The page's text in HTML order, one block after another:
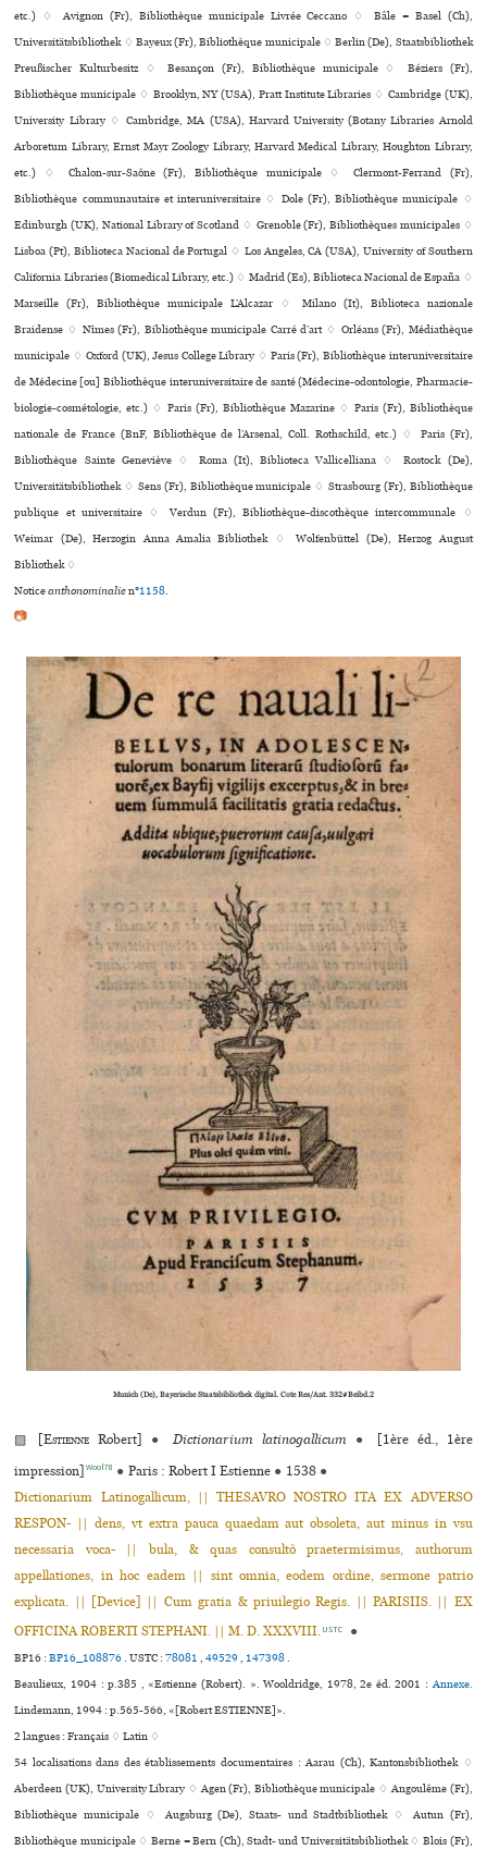
etc.) ♢ Avignon (Fr), Bibliothèque muni­ci­pale Livrée Ceccano ♢ Bâle = Basel (Ch),
Universitätsbibliothek ♢ Bayeux (Fr), Bibliothèque muni­ci­pale ♢ Berlin (De), Staatsbibliothek
Preußischer Kulturbesitz ♢ Besançon (Fr), Bibliothèque muni­ci­pale ♢ Béziers (Fr),
Bibliothèque muni­ci­pale ♢ Brooklyn, NY (USA), Pratt Institute Libraries ♢ Cambridge (UK),
University Library ♢ Cambridge, MA (USA), Harvard University (Botany Libraries Arnold
Arboretum Library, Ernst Mayr Zoology Library, Harvard Medical Library, Houghton Library,
etc.) ♢ Chalon-sur-Saône (Fr), Bibliothèque muni­ci­pale ♢ Clermont-Ferrand (Fr),
Bibliothèque com­mu­nau­taire et inte­ru­ni­ver­si­taire ♢ Dole (Fr), Bibliothèque muni­ci­pale ♢
Edinburgh (UK), National Library of Scotland ♢ Grenoble (Fr), Bibliothèques muni­ci­pa­les ♢
Lisboa (Pt), Biblioteca Nacional de Portugal ♢ Los Angeles, CA (USA), University of Southern
California Libraries (Biomedical Library, etc.) ♢ Madrid (Es), Biblioteca Nacional de España ♢
Marseille (Fr), Bibliothèque muni­ci­pale L’Alcazar ♢ Milano (It), Biblioteca nazio­nale
Braidense ♢ Nîmes (Fr), Bibliothèque muni­ci­pale Carré d’art ♢ Orléans (Fr), Médiathèque
muni­ci­pale ♢ Oxford (UK), Jesus College Library ♢ Paris (Fr), Bibliothèque inte­ru­ni­ver­si­taire
de Médecine [ou] Bibliothèque inte­ru­ni­ver­si­taire de santé (Médecine-odon­to­lo­gie, Pharmacie-
bio­lo­gie-cos­mé­to­lo­gie, etc.) ♢ Paris (Fr), Bibliothèque Mazarine ♢ Paris (Fr), Bibliothèque
nationale de France (BnF, Bibliothèque de l’Arsenal, Coll. Rothschild, etc.) ♢ Paris (Fr),
Bibliothèque Sainte Geneviève ♢ Roma (It), Biblioteca Vallicelliana ♢ Rostock (De),
Universitätsbibliothek ♢ Sens (Fr), Bibliothèque muni­ci­pale ♢ Strasbourg (Fr), Bibliothèque
publi­que et uni­ver­si­taire ♢ Verdun (Fr), Bibliothèque-dis­co­thè­que inter­com­mu­nale ♢
Weimar (De), Herzogin Anna Amalia Bibliothek ♢ Wolfenbüttel (De), Herzog August
Bibliothek ♢
Noticeanthonominalien°1158.
📷
Munich (De), Bayerische Staatsbibliothek digital. Cote Res/Ant. 332#Beibd.2
▨ [Estienne Robert] ● Dictionarium latinogallicum ●
[1ère éd., 1ère
impression]
Wool78 ● Paris : Robert I Estienne ● 1538 ●
Dictionarium Latinogallicum, || THESAVRO NOSTRO ITA EX ADVERSO
RESPON- || dens, vt extra pauca quaedam aut obsoleta, aut minus in vsu
necessaria voca- || bula, & quas consultò praetermisimus, authorum
appellationes, in hoc eadem || sint omnia, eodem ordine, sermone patrio
explicata. || [Device] || Cum gratia & priuilegio Regis. || PARISIIS. || EX
OFFICINA ROBERTI STEPHANI. || M. D. XXXVIII. USTC ●
BP16 :BP16_108876.USTC :78081,49529, 147398.
Beaulieux, 1904 : p.385 , «Estienne (Robert). ». Wooldridge, 1978, 2e éd. 2001 :Annexe.
Lindemann, 1994 : p.565-566, «[Robert ESTIENNE]».
2 langues :Français ♢Latin ♢
54 localisations dans des établissements documentaires : Aarau (Ch), Kantonsbibliothek ♢
Aberdeen (UK), University Library ♢ Agen (Fr), Bibliothèque muni­ci­pale ♢ Angoulême (Fr),
Bibliothèque muni­ci­pale ♢ Augsburg (De), Staats- und Stadtbibliothek ♢ Autun (Fr),
Bibliothèque muni­ci­pale ♢ Berne = Bern (Ch), Stadt- und Universitätsbibliothek ♢ Blois (Fr),